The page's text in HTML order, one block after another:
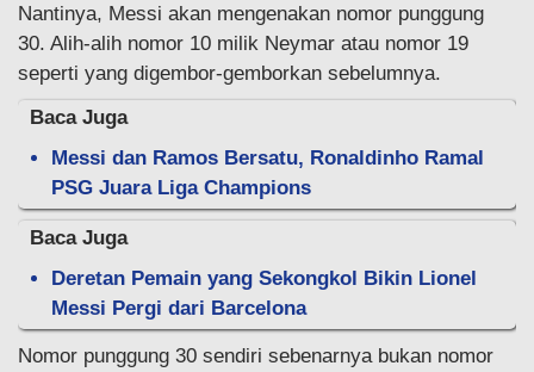
Nantinya, Messi akan mengenakan nomor punggung
30. Alih-alih nomor 10 milik Neymar atau nomor 19
seperti yang digembor-gemborkan sebelumnya.
Baca Juga
Messi dan Ramos Bersatu, Ronaldinho Ramal
PSG Juara Liga Champions
Baca Juga
Deretan Pemain yang Sekongkol Bikin Lionel
Messi Pergi dari Barcelona
Nomor punggung 30 sendiri sebenarnya bukan nomor